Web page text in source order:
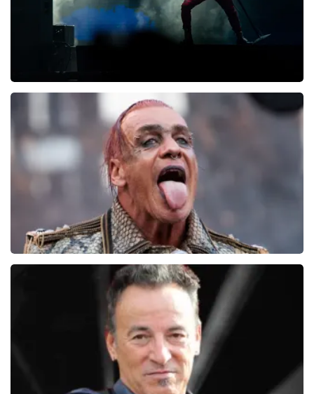
Beste klant, Bedankt voor de superleuke review! Wij
zullen hem plaatsen op onze site! Met vriendelijke
19reviews
BEKIJKEN
Rammstein
792+reviews
BEKIJKEN